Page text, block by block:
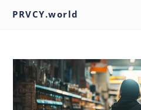
PRVCY.world